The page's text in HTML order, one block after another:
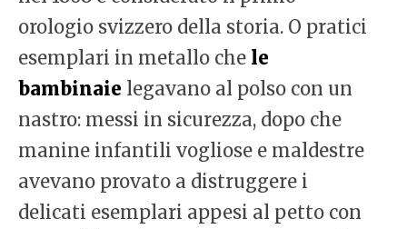
orologio svizzero della storia. O pratici
esemplari in metallo che le
bambinaie legavano al polso con un
nastro: messi in sicurezza, dopo che
manine infantili vogliose e maldestre
avevano provato a distruggere i
delicati esemplari appesi al petto con